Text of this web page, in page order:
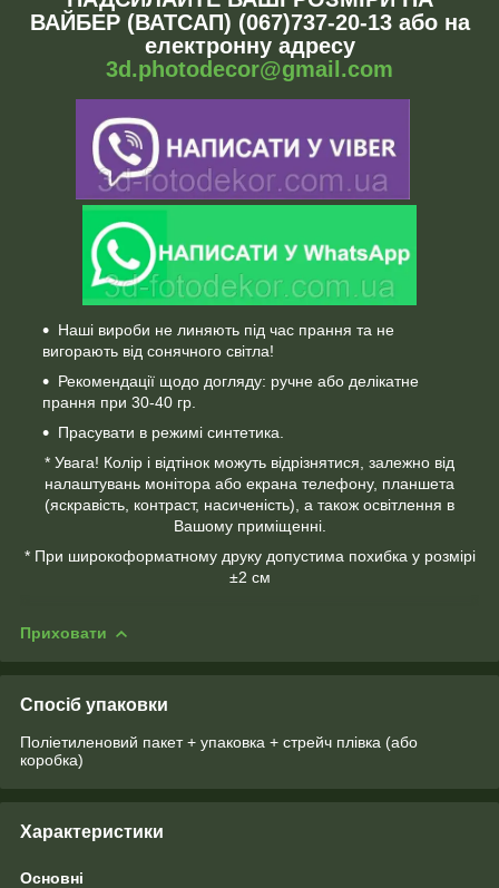
ВАЙБЕР (ВАТСАП) (067)737-20-13 або на
електронну адресу
3d.photodecor@gmail.com
Наші вироби не линяють під час прання та не
вигорають від сонячного світла!
Рекомендації щодо догляду: ручне або делікатне
прання при 30-40 гр.
Прасувати в режимі синтетика.
* Увага! Колір і відтінок можуть відрізнятися, залежно від
налаштувань монітора або екрана телефону, планшета
(яскравість, контраст, насиченість), а також освітлення в
Вашому приміщенні.
* При широкоформатному друку допустима похибка у розмірі
±2 см
Приховати
Спосіб упаковки
Поліетиленовий пакет + упаковка + стрейч плівка (або
коробка)
Характеристики
Основні